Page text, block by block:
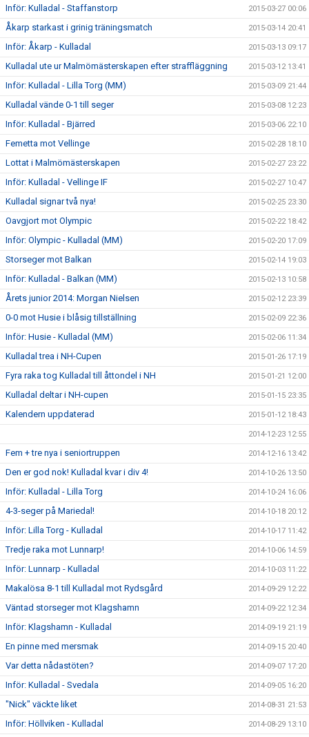
Inför: Kulladal - Staffanstorp 2015-03-27 00:06
Åkarp starkast i grinig träningsmatch 2015-03-14 20:41
Inför: Åkarp - Kulladal 2015-03-13 09:17
Kulladal ute ur Malmömästerskapen efter straffläggning 2015-03-12 13:41
Inför: Kulladal - Lilla Torg (MM) 2015-03-09 21:44
Kulladal vände 0-1 till seger 2015-03-08 12:23
Inför: Kulladal - Bjärred 2015-03-06 22:10
Femetta mot Vellinge 2015-02-28 18:10
Lottat i Malmömästerskapen 2015-02-27 23:22
Inför: Kulladal - Vellinge IF 2015-02-27 10:47
Kulladal signar två nya! 2015-02-25 23:30
Oavgjort mot Olympic 2015-02-22 18:42
Inför: Olympic - Kulladal (MM) 2015-02-20 17:09
Storseger mot Balkan 2015-02-14 19:03
Inför: Kulladal - Balkan (MM) 2015-02-13 10:58
Årets junior 2014: Morgan Nielsen 2015-02-12 23:39
0-0 mot Husie i blåsig tillställning 2015-02-09 22:36
Inför: Husie - Kulladal (MM) 2015-02-06 11:34
Kulladal trea i NH-Cupen 2015-01-26 17:19
Fyra raka tog Kulladal till åttondel i NH 2015-01-21 12:00
Kulladal deltar i NH-cupen 2015-01-15 23:35
Kalendern uppdaterad 2015-01-12 18:43
2014-12-23 12:55
Fem + tre nya i seniortruppen 2014-12-16 13:42
Den er god nok! Kulladal kvar i div 4! 2014-10-26 13:50
Inför: Kulladal - Lilla Torg 2014-10-24 16:06
4-3-seger på Mariedal! 2014-10-18 20:12
Inför: Lilla Torg - Kulladal 2014-10-17 11:42
Tredje raka mot Lunnarp! 2014-10-06 14:59
Inför: Lunnarp - Kulladal 2014-10-03 11:22
Makalösa 8-1 till Kulladal mot Rydsgård 2014-09-29 12:22
Väntad storseger mot Klagshamn 2014-09-22 12:34
Inför: Klagshamn - Kulladal 2014-09-19 21:19
En pinne med mersmak 2014-09-15 20:40
Var detta nådastöten? 2014-09-07 17:20
Inför: Kulladal - Svedala 2014-09-05 16:20
"Nick" väckte liket 2014-08-31 21:53
Inför: Höllviken - Kulladal 2014-08-29 13:10